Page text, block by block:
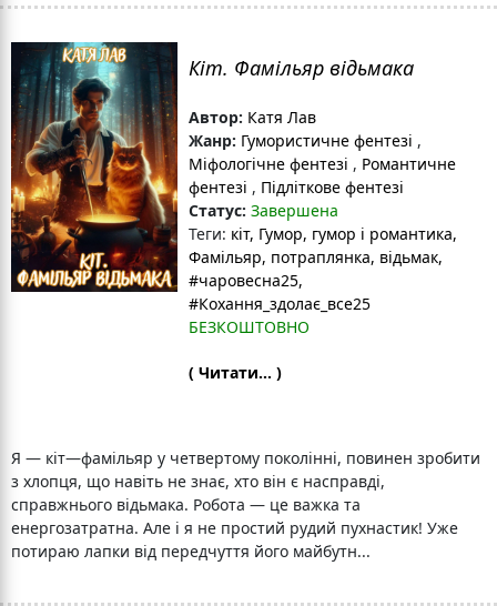
Кіт. Фамільяр відьмака
Автор: Катя Лав
Жанр: Гумористичне фентезі ,
Міфологічне фентезі , Романтичне
фентезі , Підліткове фентезі
Статус: Завершена
Теги: кіт, Гумор, гумор і романтика,
Фамільяр, потраплянка, відьмак,
#чаровесна25,
#Кохання_здолає_все25
БЕЗКОШТОВНО
( Читати... )
Я — кіт—фамільяр у четвертому поколінні, повинен зробити
з хлопця, що навіть не знає, хто він є насправді,
справжнього відьмака. Робота — це важка та
енергозатратна. Але і я не простий рудий пухнастик! Уже
потираю лапки від передчуття його майбутн...